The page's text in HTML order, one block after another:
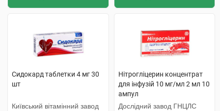
Сидокард таблетки 4 мг 30
шт
Київський вітамінний завод
Нітрогліцерин концентрат
для інфузій 10 мг/мл 2 мл 10
ампул
Дослідний завод ГНЦЛС